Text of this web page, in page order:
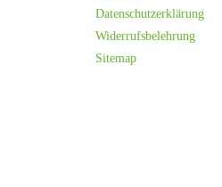
Datenschutzerklärung
Widerrufsbelehrung
Sitemap